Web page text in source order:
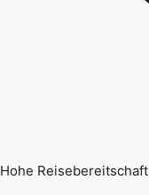
Hohe Reisebereitschaft